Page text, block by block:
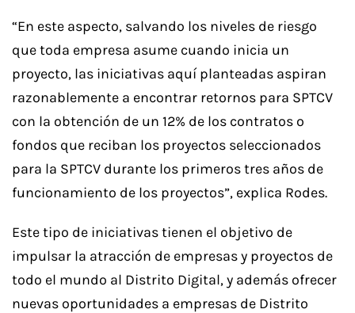
“En este aspecto, salvando los niveles de riesgo
que toda empresa asume cuando inicia un
proyecto, las iniciativas aquí planteadas aspiran
razonablemente a encontrar retornos para SPTCV
con la obtención de un 12% de los contratos o
fondos que reciban los proyectos seleccionados
para la SPTCV durante los primeros tres años de
funcionamiento de los proyectos”, explica Rodes.
Este tipo de iniciativas tienen el objetivo de
impulsar la atracción de empresas y proyectos de
todo el mundo al Distrito Digital, y además ofrecer
nuevas oportunidades a empresas de Distrito